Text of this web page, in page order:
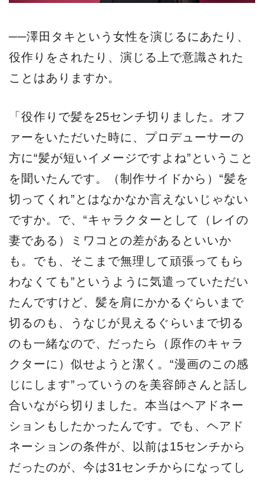
──澤田タキという女性を演じるにあたり、
役作りをされたり、演じる上で意識された
ことはありますか。
「役作りで髪を25センチ切りました。オフ
ァーをいただいた時に、プロデューサーの
方に“髪が短いイメージですよね”ということ
を聞いたんです。（制作サイドから）“髪を
切ってくれ”とはなかなか言えないじゃない
ですか。で、“キャラクターとして（レイの
妻である）ミワコとの差があるといいか
も。でも、そこまで無理して頑張ってもら
わなくても”というように気遣っていただい
たんですけど、髪を肩にかかるぐらいまで
切るのも、うなじが見えるぐらいまで切る
のも一緒なので、だったら（原作のキャラ
クターに）似せようと潔く。“漫画のこの感
じにします”っていうのを美容師さんと話し
合いながら切りました。本当はヘアドネー
ションもしたかったんです。でも、ヘアド
ネーションの条件が、以前は15センチから
だったのが、今は31センチからになってし